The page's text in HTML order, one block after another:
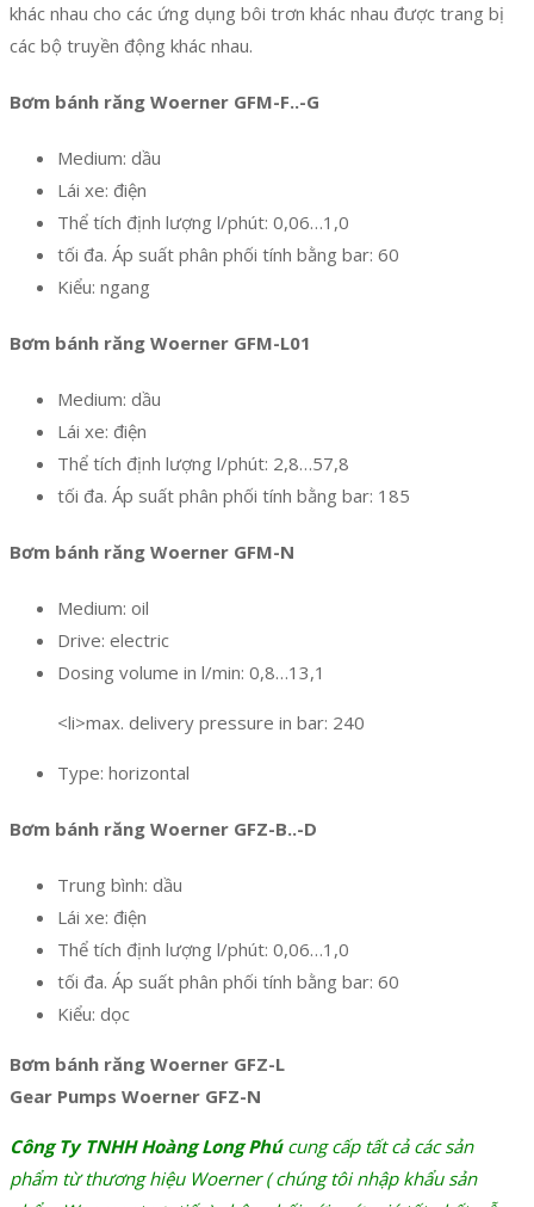
khác nhau cho các ứng dụng bôi trơn khác nhau được trang bị
các bộ truyền động khác nhau.
Bơm bánh răng Woerner GFM-F..-G
Medium: dầu
Lái xe: điện
Thể tích định lượng l/phút: 0,06…1,0
tối đa. Áp suất phân phối tính bằng bar: 60
Kiểu: ngang
Bơm bánh răng Woerner GFM-L01
Medium: dầu
Lái xe: điện
Thể tích định lượng l/phút: 2,8…57,8
tối đa. Áp suất phân phối tính bằng bar: 185
Bơm bánh răng Woerner GFM-N
Medium: oil
Drive: electric
Dosing volume in l/min: 0,8…13,1
<li>max. delivery pressure in bar: 240
Type: horizontal
Bơm bánh răng Woerner GFZ-B..-D
Trung bình: dầu
Lái xe: điện
Thể tích định lượng l/phút: 0,06…1,0
tối đa. Áp suất phân phối tính bằng bar: 60
Kiểu: dọc
Bơm bánh răng Woerner GFZ-L
Gear Pumps Woerner GFZ-N
Công Ty TNHH Hoàng Long Phúcung cấp tất cả các sản
phẩm từ thương hiệu Woerner ( chúng tôi nhập khẩu sản